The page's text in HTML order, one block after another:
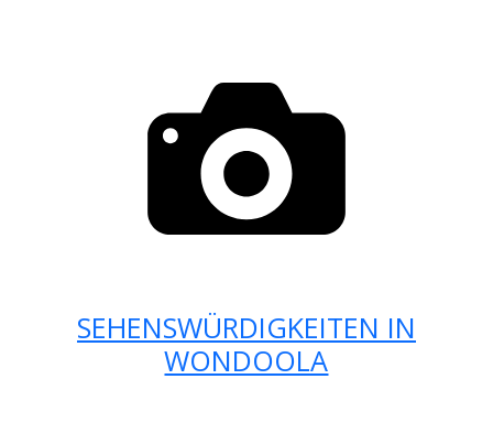
SEHENSWÜRDIGKEITEN IN
WONDOOLA